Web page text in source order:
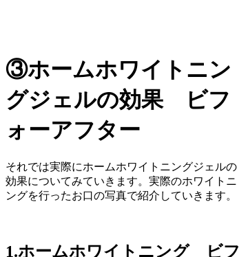
③ホームホワイトニン
グジェルの効果 ビフ
ォーアフター
それでは実際にホームホワイトニングジェルの
効果についてみていきます。実際のホワイトニ
ングを行ったお口の写真で紹介していきます。
1.ホームホワイトニング ビフ